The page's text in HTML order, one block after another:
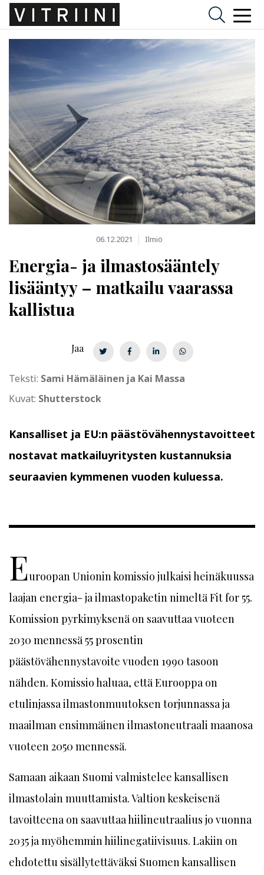
06.12.2021 Ilmiö
Energia- ja ilmastosääntely
lisääntyy – matkailu vaarassa
kallistua
Teksti: Sami Hämäläinen ja Kai Massa
Kuvat: Shutterstock
Kansalliset ja EU:n päästövähennystavoitteet
nostavat matkailuyritysten kustannuksia
seuraavien kymmenen vuoden kuluessa.
Jaa
Euroopan Unionin komissio julkaisi heinäkuussa
laajan energia- ja ilmastopaketin nimeltä Fit for 55.
Komission pyrkimyksenä on saavuttaa vuoteen
2030 mennessä 55 prosentin
päästövähennystavoite vuoden 1990 tasoon
nähden. Komissio haluaa, että Eurooppa on
etulinjassa ilmastonmuutoksen torjunnassa ja
maailman ensimmäinen ilmastoneutraali maanosa
vuoteen 2050 mennessä.
Samaan aikaan Suomi valmistelee kansallisen
ilmastolain muuttamista. Valtion keskeisenä
tavoitteena on saavuttaa hiilineutraalius jo vuonna
2035 ja myöhemmin hiilinegatiivisuus. Lakiin on
ehdotettu sisällytettäväksi Suomen kansallisen